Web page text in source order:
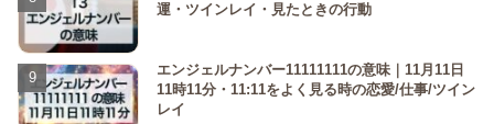
運・ツインレイ・見たときの行動
エンジェルナンバー11111111の意味｜11月11日
11時11分・11:11をよく見る時の恋愛/仕事/ツイン
レイ